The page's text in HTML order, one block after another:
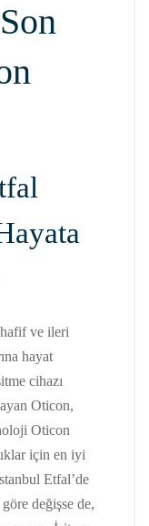
ve ileri
hayat
cihazı
Oticon,
Oticon
için en iyi
Etfal’de
değişse de,